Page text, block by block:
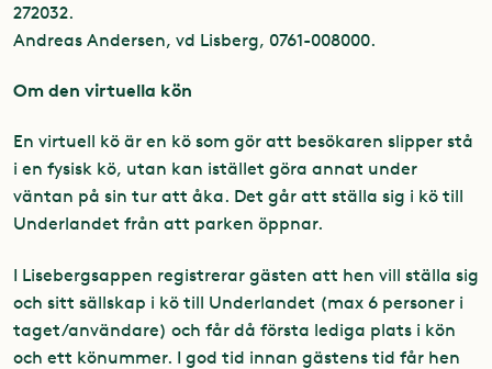
272032.
Andreas Andersen, vd Lisberg, 0761-008000.
Om den virtuella kön
En virtuell kö är en kö som gör att besökaren slipper stå
i en fysisk kö, utan kan istället göra annat under
väntan på sin tur att åka. Det går att ställa sig i kö till
Underlandet från att parken öppnar.
I Lisebergsappen registrerar gästen att hen vill ställa sig
och sitt sällskap i kö till Underlandet (max 6 personer i
taget/användare) och får då första lediga plats i kön
och ett könummer. I god tid innan gästens tid får hen